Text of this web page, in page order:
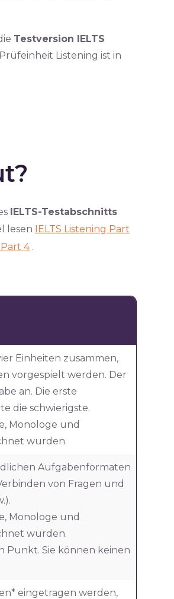
Testversion IELTS
Listening ist in
IELTS-Testabschnitts
lesen IELTS Listening Part
4.
Einheiten zusammen,
vorgespielt werden. Der
an. Die erste
die schwierigste.
Monologe und
wurden.
Aufgabenformaten
von Fragen und
Monologe und
wurden.
Punkt. Sie können keinen
eingetragen werden,